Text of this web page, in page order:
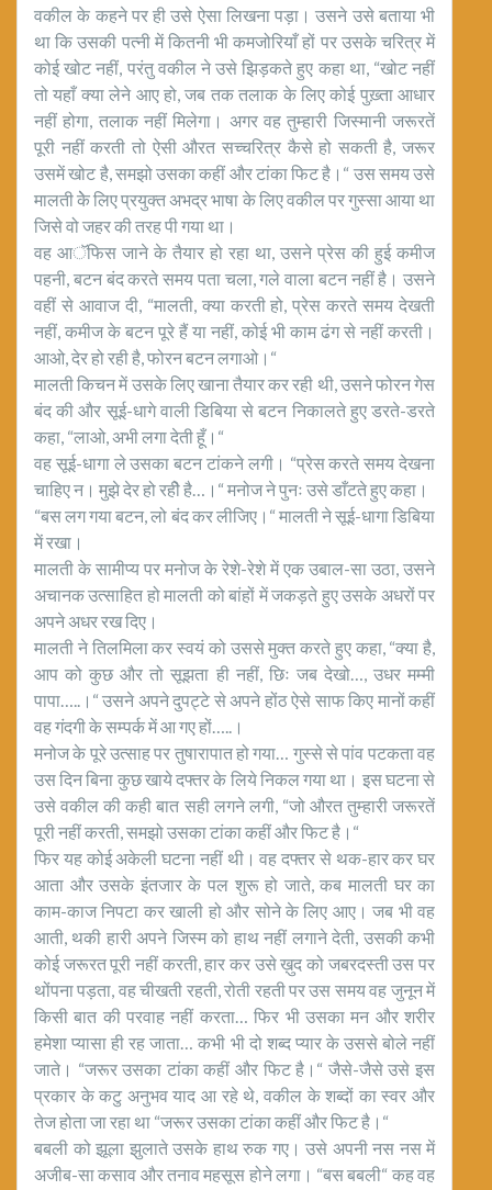
वकील के कहने पर ही उसे ऐसा लिखना पड़ा। उसने उसे बताया भी
था कि उसकी पत्नी में कितनी भी कमजोरियाँ हों पर उसके चरित्र में
कोई खोट नहीं, परंतु वकील ने उसे झिड़कते हुए कहा था, “खोट नहीं
तो यहाँ क्या लेने आए हो, जब तक तलाक के लिए कोई पुख़्ता आधार
नहीं होगा, तलाक नहीं मिलेगा। अगर वह तुम्हारी जिस्मानी जरूरतें
पूरी नहीं करती तो ऐसी औरत सच्चरित्र कैसे हो सकती है, जरूर
उसमें खोट है, समझो उसका कहीं और टांका फिट है।“ उस समय उसे
मालती केे लिए प्रयुक्त अभद्र भाषा के लिए वकील पर गुस्सा आया था
जिसे वो जहर की तरह पी गया था।
वह आॅफिस जाने के तैयार हो रहा था, उसने प्रेस की हुई कमीज
पहनी, बटन बंद करते समय पता चला, गले वाला बटन नहीं है। उसने
वहीं से आवाज दी, “मालती, क्या करती हो, प्रेस करते समय देखती
नहीं, कमीज के बटन पूरे हैं या नहीं, कोई भी काम ढंग से नहीं करती।
आओ, देर हो रही है, फोरन बटन लगाओ।“
मालती किचन में उसके लिए खाना तैयार कर रही थी, उसने फोरन गेस
बंद की और सूई-धागे वाली डिबिया से बटन निकालते हुए डरते-डरते
कहा, “लाओ, अभी लगा देती हूँ।“
वह सूई-धागा ले उसका बटन टांकने लगी। “प्रेस करते समय देखना
चाहिए न। मुझे देर हो रहीे है…।“ मनोज ने पुनः उसे डाँटते हुए कहा।
“बस लग गया बटन, लो बंद कर लीजिए।“ मालती ने सूई-धागा डिबिया
में रखा।
मालती के सामीप्य पर मनोज के रेशे-रेशे में एक उबाल-सा उठा, उसने
अचानक उत्साहित हो मालती को बांहों में जकड़ते हुए उसके अधरों पर
अपने अधर रख दिए।
मालती ने तिलमिला कर स्वयं को उससे मुक्त करते हुए कहा, “क्या है,
आप को कुछ और तो सूझता ही नहीं, छिः जब देखो…, उधर मम्मी
पापा…..।“ उसने अपने दुपट्टे से अपने होंठ ऐसे साफ किए मानों कहीं
वह गंदगी के सम्पर्क में आ गए हों…..।
मनोज के पूरे उत्साह पर तुषारापात हो गया… गुस्से से पांव पटकता वह
उस दिन बिना कुछ खाये दफ्तर के लिये निकल गया था। इस घटना से
उसे वकील की कही बात सही लगने लगी, “जो औरत तुम्हारी जरूरतें
पूरी नहीं करती, समझो उसका टांका कहीं और फिट है।“
फिर यह कोई अकेली घटना नहीं थी। वह दफ्तर से थक-हार कर घर
आता और उसके इंतजार के पल शुरू हो जाते, कब मालती घर का
काम-काज निपटा कर खाली हो और सोने के लिए आए। जब भी वह
आती, थकी हारी अपने जिस्म को हाथ नहीं लगाने देती, उसकी कभी
कोई जरूरत पूरी नहीं करती, हार कर उसे ख़ुद को जबरदस्ती उस पर
थोंपना पड़ता, वह चीखती रहती, रोती रहती पर उस समय वह जुनून में
किसी बात की परवाह नहीं करता… फिर भी उसका मन और शरीर
हमेशा प्यासा ही रह जाता… कभी भी दो शब्द प्यार के उससे बोले नहीं
जाते। “जरूर उसका टांका कहीं और फिट है।“ जैसे-जैसे उसे इस
प्रकार के कटु अनुभव याद आ रहे थे, वकील के शब्दों का स्वर और
तेज होता जा रहा था “जरूर उसका टांका कहीं और फिट है।“
बबली को झूला झुलाते उसके हाथ रुक गए। उसे अपनी नस नस में
अजीब-सा कसाव और तनाव महसूस होने लगा। “बस बबली“ कह वह